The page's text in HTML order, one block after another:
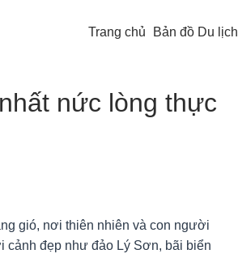
Trang chủ Bản đồ Du lịch
nức lòng thực
gió, nơi thiên nhiên và con người
cảnh đẹp như đảo Lý Sơn, bãi biển